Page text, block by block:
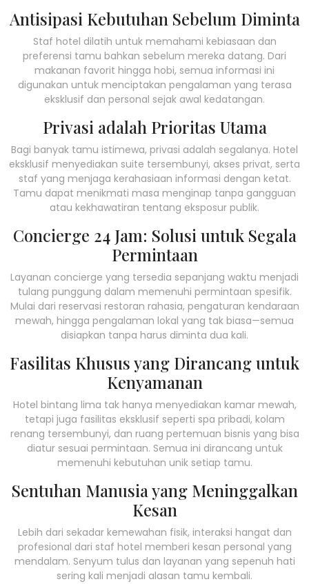
Antisipasi Kebutuhan Sebelum Diminta
Staf hotel dilatih untuk memahami kebiasaan dan
preferensi tamu bahkan sebelum mereka datang. Dari
makanan favorit hingga hobi, semua informasi ini
digunakan untuk menciptakan pengalaman yang terasa
eksklusif dan personal sejak awal kedatangan.
Privasi adalah Prioritas Utama
Bagi banyak tamu istimewa, privasi adalah segalanya. Hotel
eksklusif menyediakan suite tersembunyi, akses privat, serta
staf yang menjaga kerahasiaan informasi dengan ketat.
Tamu dapat menikmati masa menginap tanpa gangguan
atau kekhawatiran tentang eksposur publik.
Concierge 24 Jam: Solusi untuk Segala
Permintaan
Layanan concierge yang tersedia sepanjang waktu menjadi
tulang punggung dalam memenuhi permintaan spesifik.
Mulai dari reservasi restoran rahasia, pengaturan kendaraan
mewah, hingga pengalaman lokal yang tak biasa—semua
disiapkan tanpa harus diminta dua kali.
Fasilitas Khusus yang Dirancang untuk
Kenyamanan
Hotel bintang lima tak hanya menyediakan kamar mewah,
tetapi juga fasilitas eksklusif seperti spa pribadi, kolam
renang tersembunyi, dan ruang pertemuan bisnis yang bisa
diatur sesuai permintaan. Semua ini dirancang untuk
memenuhi kebutuhan unik setiap tamu.
Sentuhan Manusia yang Meninggalkan
Kesan
Lebih dari sekadar kemewahan fisik, interaksi hangat dan
profesional dari staf hotel memberi kesan personal yang
mendalam. Senyum tulus dan layanan yang sepenuh hati
sering kali menjadi alasan tamu kembali.